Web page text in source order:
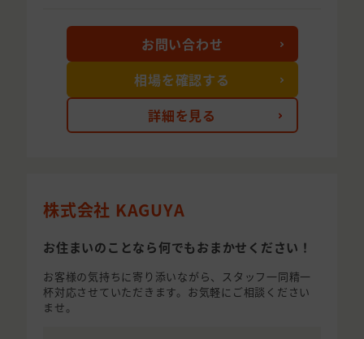
詳細を見る
お問い合わせ
相場を確認する
株式会社 KAGUYA
お住まいのことなら何でもおまかせください！
お客様の気持ちに寄り添いながら、スタッフ一同精一
杯対応させていただきます。お気軽にご相談ください
ませ。